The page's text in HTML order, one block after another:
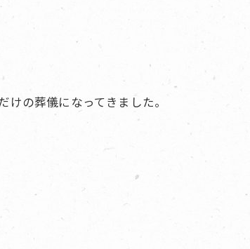
の葬儀になってきました。